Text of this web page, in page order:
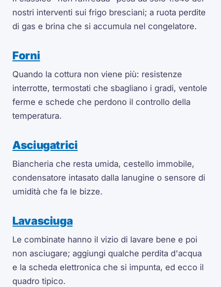
nostri interventi sui frigo bresciani; a ruota perdite
di gas e brina che si accumula nel congelatore.
Forni
Quando la cottura non viene più: resistenze
interrotte, termostati che sbagliano i gradi, ventole
ferme e schede che perdono il controllo della
temperatura.
Asciugatrici
Biancheria che resta umida, cestello immobile,
condensatore intasato dalla lanugine o sensore di
umidità che fa le bizze.
Lavasciuga
Le combinate hanno il vizio di lavare bene e poi
non asciugare; aggiungi qualche perdita d'acqua
e la scheda elettronica che si impunta, ed ecco il
quadro tipico.